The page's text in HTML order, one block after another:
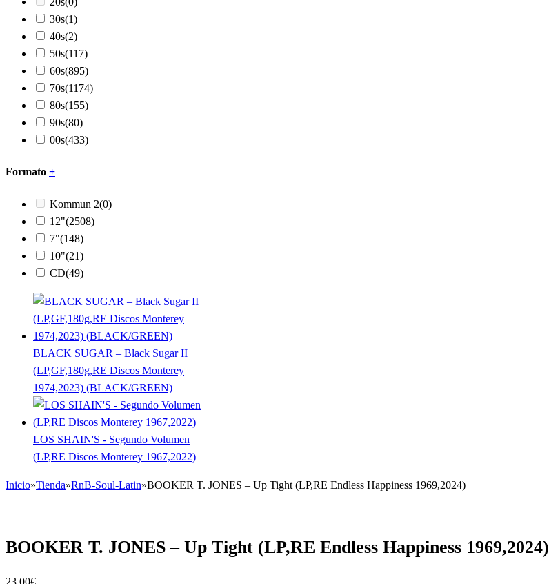
30s(1)
40s(2)
50s(117)
60s(895)
70s(1174)
80s(155)
90s(80)
00s(433)
Formato +
Kommun 2(0)
12"(2508)
7"(148)
10"(21)
CD(49)
BLACK SUGAR – Black Sugar II
(LP,GF,180g,RE Discos Monterey
1974,2023) (BLACK/GREEN)
LOS SHAIN'S - Segundo Volumen
(LP,RE Discos Monterey 1967,2022)
Inicio»Tienda»RnB-Soul-Latin»BOOKER T. JONES – Up Tight (LP,RE Endless Happiness 1969,2024)
BOOKER T. JONES – Up Tight (LP,RE Endless Happiness 1969,2024)
23,00€